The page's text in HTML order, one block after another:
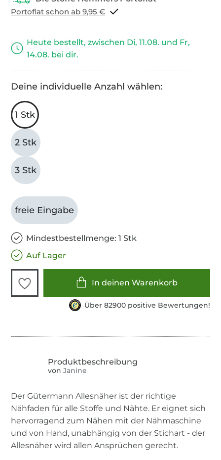
Portoflat schon ab 9,95 €
Heute bestellt, zwischen Di, 11.08. und Fr,
14.08. bei dir.
Deine individuelle Anzahl wählen:
1 Stk
2 Stk
3 Stk
freie Eingabe
Mindestbestellmenge: 1 Stk
Auf Lager
In deinen Warenkorb
Über 82900 positive Bewertungen!
von Janine
Der Gütermann Allesnäher ist der richtige
Nähfaden für alle Stoffe und Nähte. Er eignet sich
hervorragend zum Nähen mit der Nähmaschine
und von Hand, unabhängig von der Stichart - der
Allesnäher wird allen Ansprüchen gerecht.